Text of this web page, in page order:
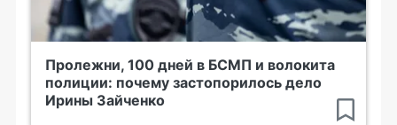
Пролежни, 100 дней в БСМП и волокита
полиции: почему застопорилось дело
Ирины Зайченко